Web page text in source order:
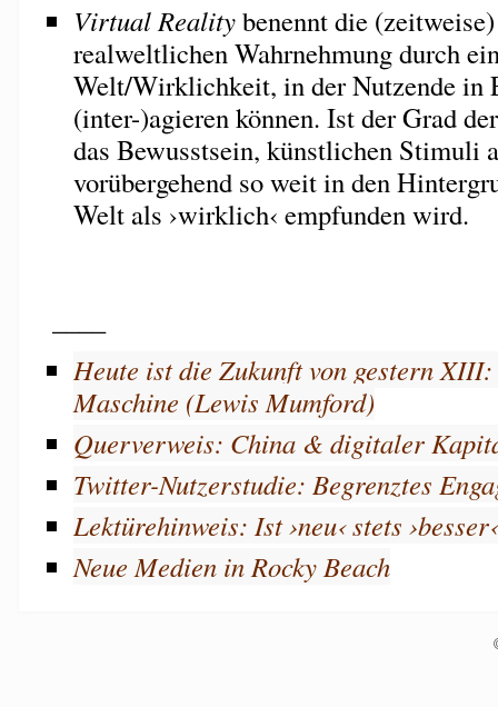
Virtual Realitybenennt die
realweltlichen Wahrnehmung durch
Welt/Wirklichkeit, in der Nutzende in
(inter-)agieren können. Ist der Grad
das Bewusstsein, künstlichen Stimuli
vorübergehend so weit in den
Welt als ›wirklich‹ empfunden wird.
Heute ist die Zukunft von gestern
Maschine (Lewis Mumford)
Querverweis: China & digitaler
Twitter-Nutzerstudie: Begrenztes
Lektürehinweis: Ist ›neu‹ stets
Neue Medien in Rocky Beach